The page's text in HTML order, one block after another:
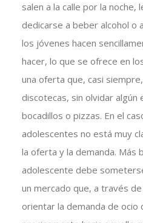
salen a la calle por la noche,
dedicarse a beber alcohol o
los jóvenes hacen
hacer, lo que se ofrece en
una oferta que, casi
discotecas, sin olvidar algún
bocadillos o pizzas. En el
adolescentes no está muy
la oferta y la demanda. Más
adolescente debe
un mercado que, a través
orientar la demanda de ocio